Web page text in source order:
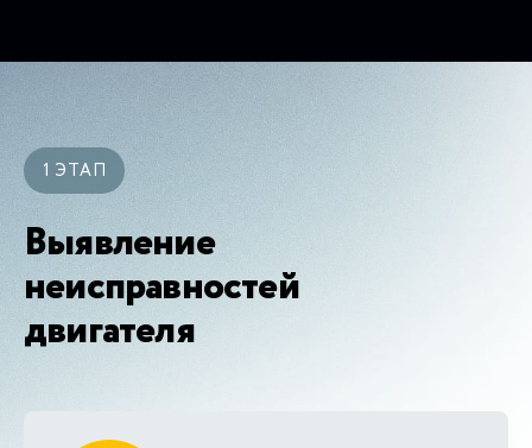
1 ЭТАП
Выявление
неисправностей
двигателя